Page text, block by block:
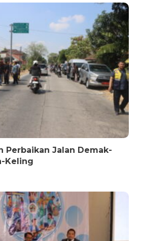
Perbaikan Jalan Demak-
Keling